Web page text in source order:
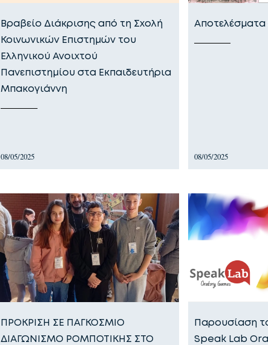
Βραβείο Διάκρισης από τη Σχολή
Κοινωνικών Επιστημών του
Ελληνικού Ανοιχτού
Πανεπιστημίου στα Εκπαιδευτήρια
Μπακογιάννη
08/05/2025 08/05/2025
ΠΡΟΚΡΙΣΗ ΣΕ ΠΑΓΚΟΣΜΙΟ
ΔΙΑΓΩΝΙΣΜΟ ΡΟΜΠΟΤΙΚΗΣ ΣΤΟ
Παρουσίαση
Speak Lab